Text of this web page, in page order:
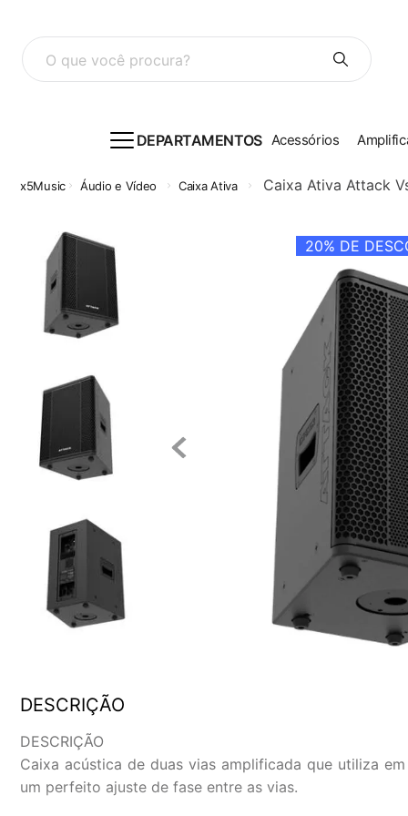
O que você procura?
DEPARTAMENTOS Acessórios
Áudio e Vídeo Caixa Ativa Caixa Ativa Attack
20% DE
DESCRIÇÃO
DESCRIÇÃO
Caixa acústica de duas vias amplificada que utiliza
um perfeito ajuste de fase entre as vias.